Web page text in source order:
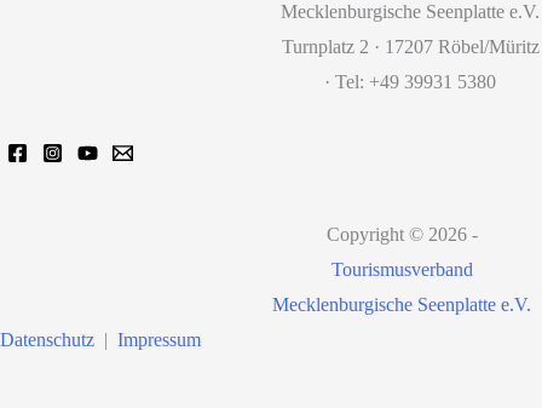
Mecklenburgische Seenplatte e.V.
Turnplatz 2 · 17207 Röbel/Müritz
· Tel: +49 39931 5380
Copyright © 2026 -
Tourismusverband
Mecklenburgische Seenplatte e.V.
Datenschutz | Impressum